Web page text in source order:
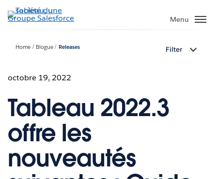
Aller
au
Menu
Home Blogue Releases Filter
octobre 19, 2022
Tableau 2022.3
offre les
nouveautés